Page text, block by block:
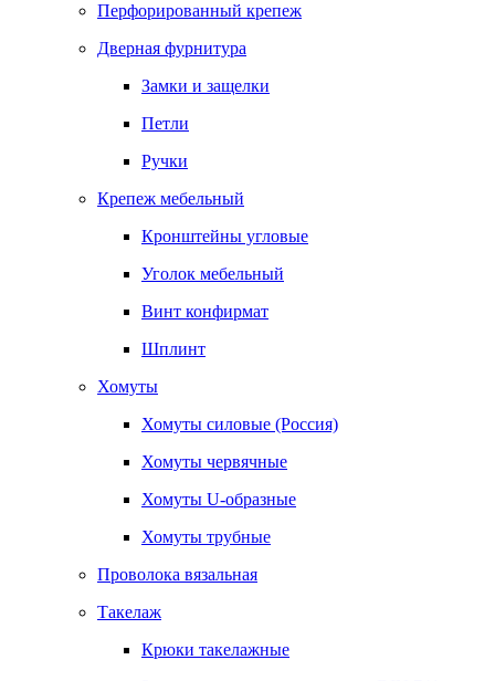
Перфорированный крепеж
Дверная фурнитура
Замки и защелки
Петли
Ручки
Крепеж мебельный
Кронштейны угловые
Уголок мебельный
Винт конфирмат
Шплинт
Хомуты
Хомуты силовые (Россия)
Хомуты червячные
Хомуты U-образные
Хомуты трубные
Проволока вязальная
Такелаж
Крюки такелажные